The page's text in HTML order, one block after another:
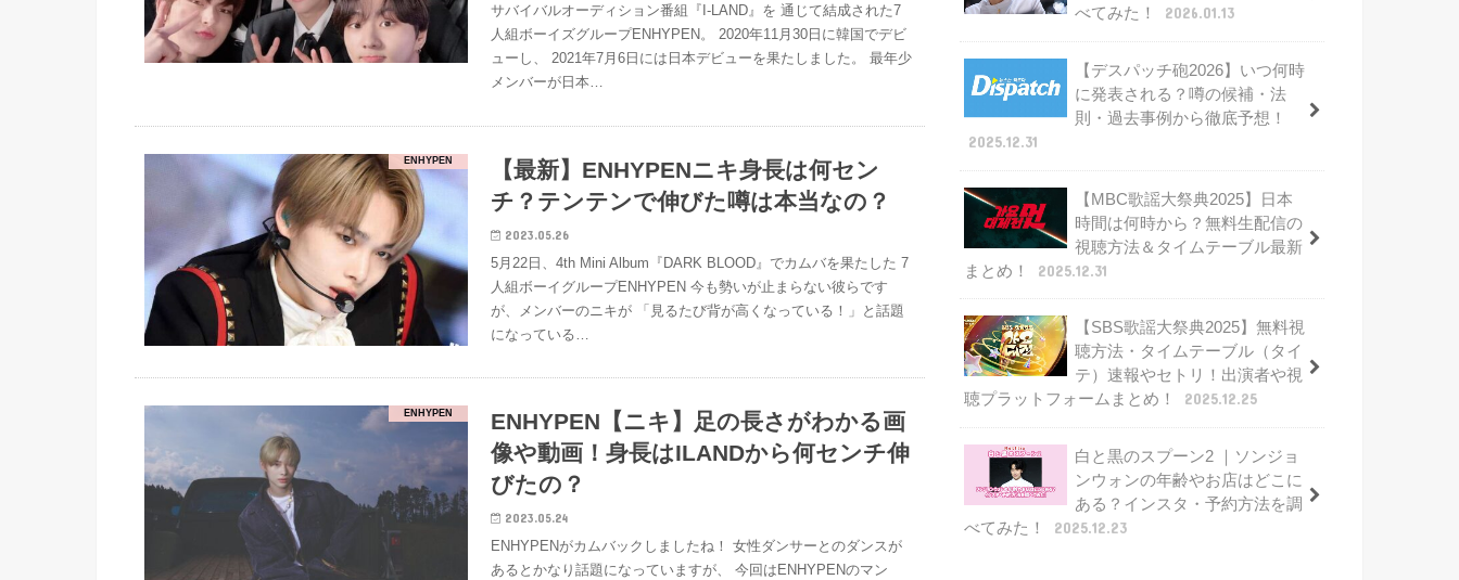
サバイバルオーディション番組『I-LAND』を 通じて結成された7
人組ボーイズグループENHYPEN。 2020年11月30日に韓国でデビ
ューし、 2021年7月6日には日本デビューを果たしました。 最年少
メンバーが日本…
ENHYPEN
【最新】ENHYPENニキ身長は何セン
チ？テンテンで伸びた噂は本当なの？
2023.05.26
5月22日、4th Mini Album『DARK BLOOD』でカムバを果たした 7
人組ボーイグループENHYPEN 今も勢いが止まらない彼らです
が、メンバーのニキが 「見るたび背が高くなっている！」と話題
になっている…
ENHYPEN
ENHYPEN【ニキ】足の長さがわかる画
像や動画！身長はILANDから何センチ伸
びたの？
2023.05.24
ENHYPENがカムバックしましたね！ 女性ダンサーとのダンスが
あるとかなり話題になっていますが、 今回はENHYPENのマン
べてみた！
2026.01.13
【デスパッチ砲2026】いつ何時
に発表される？噂の候補・法
則・過去事例から徹底予想！
2025.12.31
【MBC歌謡大祭典2025】日本
時間は何時から？無料生配信の
視聴方法＆タイムテーブル最新
まとめ！
2025.12.31
【SBS歌謡大祭典2025】無料視
聴方法・タイムテーブル（タイ
テ）速報やセトリ！出演者や視
聴プラットフォームまとめ！
2025.12.25
白と黒のスプーン2 ｜ソンジョ
ンウォンの年齢やお店はどこに
ある？インスタ・予約方法を調
べてみた！
2025.12.23